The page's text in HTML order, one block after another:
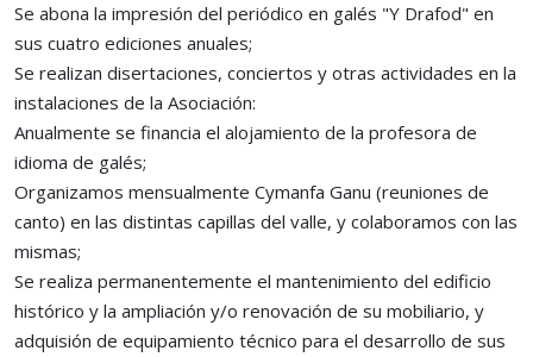
Se abona la impresión del periódico en galés "Y Drafod" en
sus cuatro ediciones anuales;
Se realizan disertaciones, conciertos y otras actividades en la
instalaciones de la Asociación:
Anualmente se financia el alojamiento de la profesora de
idioma de galés;
Organizamos mensualmente Cymanfa Ganu (reuniones de
canto) en las distintas capillas del valle, y colaboramos con las
mismas;
Se realiza permanentemente el mantenimiento del edificio
histórico y la ampliación y/o renovación de su mobiliario, y
adquisión de equipamiento técnico para el desarrollo de sus